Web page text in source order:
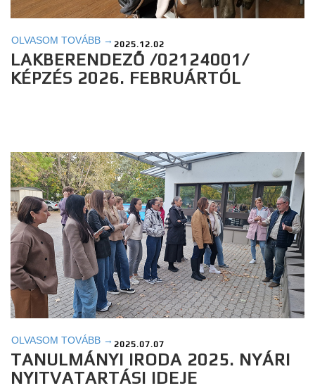
OLVASOM TOVÁBB → 2025.12.02
LAKBERENDEZŐ /02124001/
KÉPZÉS 2026. FEBRUÁRTÓL
OLVASOM TOVÁBB → 2025.07.07
TANULMÁNYI IRODA 2025. NYÁRI
NYITVATARTÁSI IDEJE